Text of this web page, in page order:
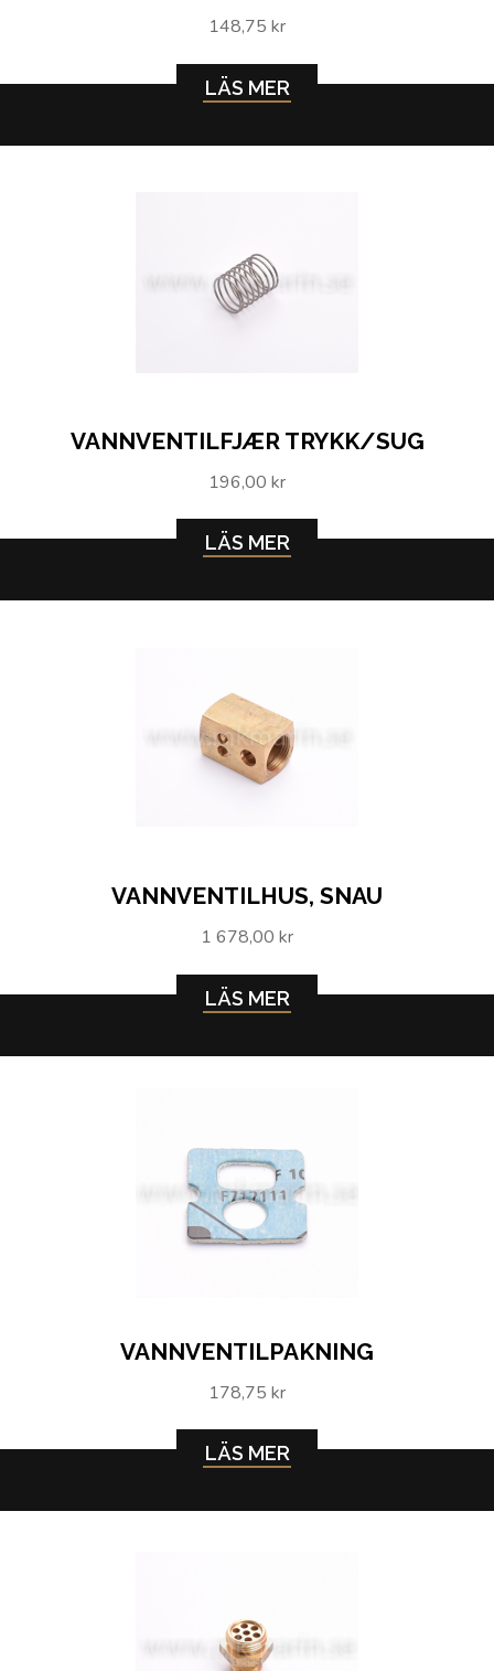
148,75 kr
LÄS MER
VANNVENTILFJÆR TRYKK/SUG
196,00 kr
LÄS MER
VANNVENTILHUS, SNAU
1 678,00 kr
LÄS MER
VANNVENTILPAKNING
178,75 kr
LÄS MER